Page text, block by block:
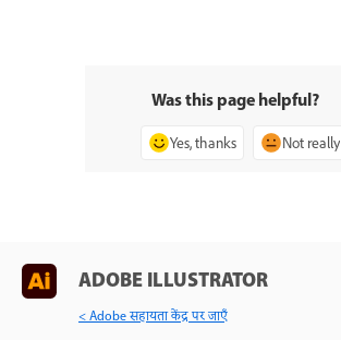
Was this page helpful?
Yes, thanks Not really
ADOBE ILLUSTRATOR
< Adobe सहायता केंद्र पर जाएँ